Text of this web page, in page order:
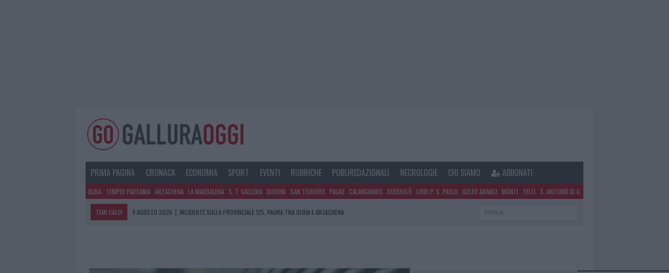
PRIMA PAGINA CRONACA ECONOMIA SPORT EVENTI RUBRICHE PUBLIREDAZIONALI NECROLOGIE CHI SIAMO ABBONATI
OLBIA TEMPIO PAUSANIA ARZACHENA LA MADDALENA S. T. GALLURA BUDONI SAN TEODORO PALAU CALANGIANUS BUDDUSÒ LOIRI P. S. PAOLO GOLFO ARANCI MONTI TELTI S. ANTONIO DI G.
TEMI CALDI 9 AGOSTO 2026 | INCIDENTE SULLA PROVINCIALE 125, PAURA TRA OLBIA E ARZACHENA